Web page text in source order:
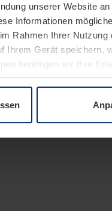
unserer Website
Informationen
Rahmen Ihrer
Ihrem Gerät speichern,
benötigen wir Ihre
unserer